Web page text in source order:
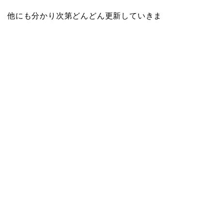
他にも分かり次第どんどん更新していきま